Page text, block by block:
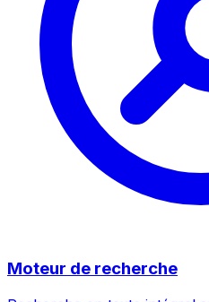
Moteur de recherche